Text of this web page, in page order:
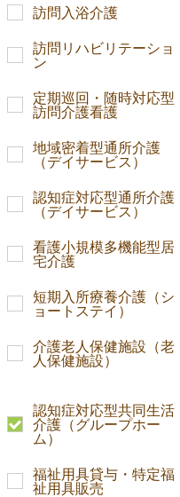
訪問入浴介護
訪問リハビリテーショ
ン
定期巡回・随時対応型
訪問介護看護
地域密着型通所介護
（デイサービス）
認知症対応型通所介護
（デイサービス）
看護小規模多機能型居
宅介護
短期入所療養介護（シ
ョートステイ）
介護老人保健施設（老
人保健施設）
認知症対応型共同生活
介護（グループホー
ム）
福祉用具貸与・特定福
祉用具販売